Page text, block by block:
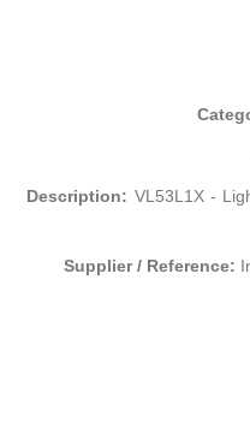
Description: VL53L1X -
Supplier / Reference: